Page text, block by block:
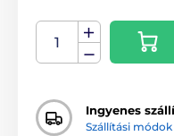
Ingyenes
Szállítási módok